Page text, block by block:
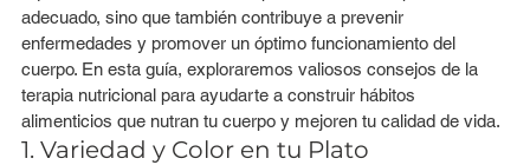
adecuado, sino que también contribuye a prevenir
enfermedades y promover un óptimo funcionamiento del
cuerpo. En esta guía, exploraremos valiosos consejos de la
terapia nutricional para ayudarte a construir hábitos
alimenticios que nutran tu cuerpo y mejoren tu calidad de vida.
1. Variedad y Color en tu Plato